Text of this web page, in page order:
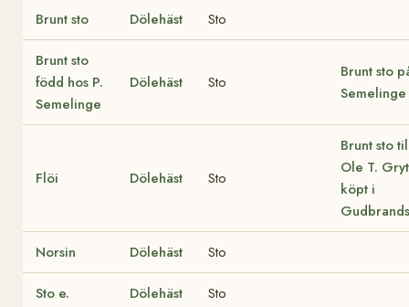
Brunt sto Dölehäst Sto
Brunt sto
född hos P.
Semelinge
Dölehäst Sto
Brunt sto
Semelinge
Flöi Dölehäst Sto
Brunt sto
Ole T.
köpt i
Norsin Dölehäst Sto
Sto e. Dölehäst Sto